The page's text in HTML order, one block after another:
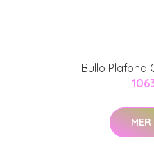
Bullo Plafond